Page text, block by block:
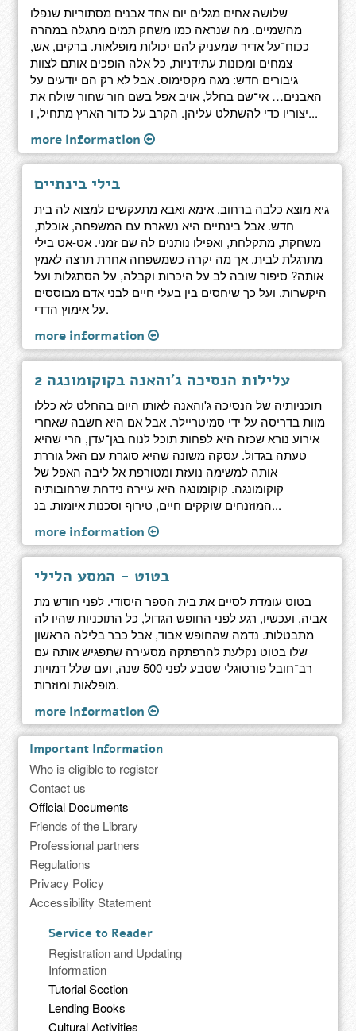
שלושה אחים מגלים יום אחד אבנים מסתוריות שנפלו
מהשמיים. מה שנראה כמו משחק תמים מתגלה במהרה
ככוח־על אדיר שמעניק להם יכולות מופלאות. ברקים, אש,
צמחים ומכונות עתידניות, כל אלה הופכים אותם לצוות
גיבורים חדש: מגה מקסימוס. אבל לא רק הם יודעים על
האבנים… אי־שם בחלל, אויב אפל בשם חור שחור שולח את
יצוריו כדי להשתלט עליהן. הקרב על כדור הארץ מתחיל, ו...
more information
בילי בינתיים
גיא מוצא כלבה ברחוב. אימא ואבא מתעקשים למצוא לה בית
חדש. אבל בינתיים היא נשארת עם המשפחה, אוכלת,
משחקת, מתקלחת, ואפילו נותנים לה שם זמני. אט-אט בילי
מתרגלת לבית. אך מה יקרה כשמשפחה אחרת תרצה לאמץ
אותה? סיפור שובה לב על היכרות וקבלה, על הסתגלות ועל
היקשרות. ועל כך שיחסים בין בעלי חיים לבני אדם מבוססים
על אימוץ הדדי.
more information
עלילות הנסיכה ג'והאנה בקוקומונגה 2
תוכניותיה של הנסיכה ג'והאנה לאותו היום בהחלט לא כללו
מוות בדריסה על ידי סמיטריילר. אבל אם היא חשבה שאחרי
אירוע נורא שכזה היא לפחות תוכל לנוח בגן־עדן, הרי שהיא
טעתה בגדול. עסקה משונה שהיא סוגרת עם האל גוררת
אותה למשימה נועזת ומטורפת אל ליבה האפל של
קוקומונגה. קוקומונגה היא עיירה נידחת שרחובותיה
המוזנחים שוקקים חיים, טירוף וסכנות איומות. בנ...
more information
בטוט - המסע הלילי
בטוט עומדת לסיים את בית הספר היסודי. לפני חודש מת
אביה, ועכשיו, רגע לפני החופש הגדול, כל התוכניות שהיו לה
מתבטלות. נדמה שהחופש אבוד, אבל כבר בלילה הראשון
שלו בטוט נקלעת להרפתקה מסעירה שתפגיש אותה עם
רב־חובל פורטוגלי שטבע לפני 500 שנה, ועם שלל דמויות
מופלאות ומוזרות.
more information
Important Information
Who is eligible to register
Contact us
Official Documents
Friends of the Library
Professional partners
Regulations
Privacy Policy
Accessibility Statement
Service to Reader
Registration and Updating
Information
Tutorial Section
Lending Books
Cultural Activities